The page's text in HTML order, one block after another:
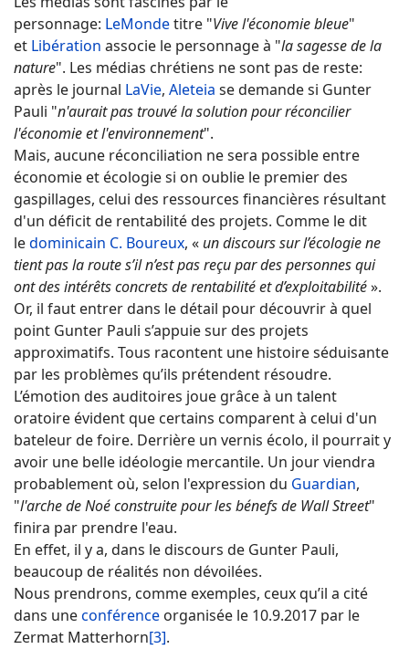
personnage: LeMondetitre "Vive l'économie bleue"
et Libération associe le personnage à "la sagesse de la
nature". Les médias chrétiens ne sont pas de reste:
après le journal LaVie, Aleteia se demande si Gunter
Pauli "n'aurait pas trouvé la solution pour réconcilier
l'économie et l'environnement".
Mais, aucune réconciliation ne sera possible entre
économie et écologie si on oublie le premier des
gaspillages, celui des ressources financières résultant
d'un déficit de rentabilité des projets. Comme le dit
ledominicain C. Boureux, « un discours sur l’écologie ne
tient pas la route s’il n’est pas reçu par des personnes qui
ont des intérêts concrets de rentabilité et d’exploitabilité».
Or, il faut entrer dans le détail pour découvrir à quel
point Gunter Pauli s’appuie sur des projets
approximatifs. Tous racontent une histoire séduisante
par les problèmes qu’ils prétendent résoudre.
L’émotion des auditoires joue grâce à un talent
oratoire évident que certains comparent à celui d'un
bateleur de foire. Derrière un vernis écolo, il pourrait y
avoir une belle idéologie mercantile. Un jour viendra
probablement où, selon l'expression du Guardian,
"l'arche de Noé construite pour les bénefs de Wall Street"
finira par prendre l'eau.
En effet, il y a, dans le discours de Gunter Pauli,
beaucoup de réalités non dévoilées.
Nous prendrons, comme exemples, ceux qu’il a cité
dans uneconférence organisée le 10.9.2017 par le
Zermat Matterhorn[3].